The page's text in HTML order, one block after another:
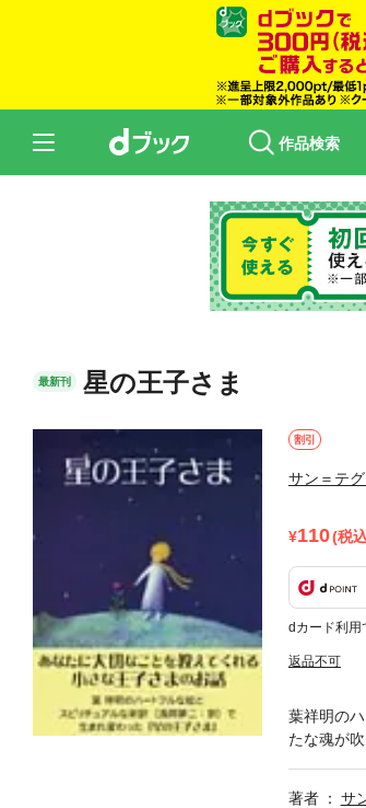
作品検索
最新刊 星の王子さま
割引
サン＝テ
110(税
dカード利用
返品不可
葉祥明の
たな魂が
著者
サ